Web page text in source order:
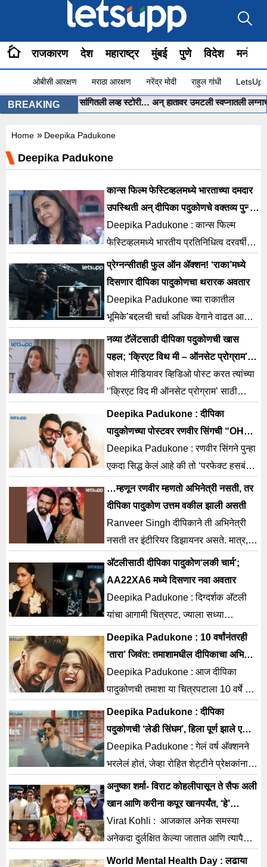
राजकारण देश महाराष्ट्र मुंबई पुणे विदेश
ओबीसी आरक्षण मराठा आरक्षण नरेंद्र मोदी राहुल गांधी
BREAKING
ChatGPT ला सांगितली लव्ह स्टोरी… अन् हातावर उमटली स्वप्नातली लग्नाची
Home » Deepika Padukone
Deepika Padukone
कान्स फिल्म फेस्टिव्हलमध्ये भारताच्या दमदार
उपस्थिती अन् दीपिका पदुकोणचे वक्तव्य पुन्हा
चर्चेत
Deepika Padukone : कान्स फिल्म
फेस्टिव्हलमध्ये भारतीय प्रतिनिधित्व दरवर्षी
अधिक मजबूत होत आहे, आणि 2026 मध्ये
पुन्हा एकदा भारताच्या वाढत्या
प्रेग्नन्सीतही फुल ऑन ॲक्शन! ‘राका’मध्ये
दिसणार दीपिका पादुकोणचा थरारक अवतार
Deepika Padukone च्या राकातील
भूमिके’बद्दलची चर्चा अधिक वेगाने वाढत आहे
आणि या वाढत्या उत्सुकतेदरम्यान नवी माहिती
समोर आली आहे.
नव्या टॅलेंटसाठी दीपिका पदुकोणची खास
पहल; ‘क्रिएट विथ मी – ऑनसेट प्रोग्राम’वर
दिली अपडेट
सोशल मीडियावर व्हिडिओ पोस्ट करत त्यांच्या
‘'क्रिएट विद मी ऑनसेट प्रोग्राम’ साठी
आलेल्या अर्जांचे परीक्षण करण्याचा अनुभव
सांगितला.
Deepika Padukone : दीपिका
पादुकोणच्या पोस्टवर रणवीर सिंगची “OHH
MOMMA” कमेंट अन्…
Deepika Padukone : रणवीर सिंगने पुन्हा
एकदा सिद्ध केलं आहे की तो ‘परफेक्ट हसबंड
गोल्स’ का आहे. पत्नी दीपिका पादुकोणच्या
लेटेस्ट सोशल
…म्हणून रणवीर म्हणतो अभिनेत्री नसती, तर
दीपिका पादुकोण उत्तम वकील झाली असती
Ranveer Singh दीपिकाने ती अभिनेत्री
नसती तर इंटीरियर डिझायनर असते. मात्र,
रणवीर यांच्या मते दीपिका एक उत्कृष्ट वकील
ठरल्या असत्या.
अ‍ॅटलीसाठी दीपिका पादुकोण‘लकी चार्म’;
AA22XA6 मध्ये दिसणार नवा अवतार
Deepika Padukone : दिग्दर्शक अ‍ॅटली
यांचा आगामी चित्रपट, ज्याला सध्या
AA22XA6 असे तात्पुरते नाव देण्यात आले
आहे, अधिकृत घोषणेनंतरपासूनच
Deepika Padukone : 10 वर्षांनंतरही
‘तारा’ जिवंत: तमाशामधील दीपिकाचा अभिनय
नव्या पिढीचा आवाज बनला
Deepika Padukone : आज दीपिका
पादुकोणची तमाशा या चित्रपटाला 10 वर्षे पूर्ण
झाली आहेत. इम्तियाज अली यांनी दिग्दर्शित
केलेल्या या चित्रपटात
Deepika Padukone : दीपिका
पदुकोणची ‘लेडी सिंघम’, हिला पूर्ण झाले एक
वर्ष!
Deepika Padukone : गेलं वर्ष अ‍ॅक्शनने
भरलेलं होतं, जेव्हा रोहित शेट्टीने प्रेक्षकांना
आपल्या ऑल-स्टार कॉप युनिव्हर्समधील सर्वात
जबरदस्त फिल्म
अनुष्का शर्मा- विराट कोहलीपासून ते सैफ अली
खान आणि करीना कपूर खानपर्यंत, ‘हे’
सेलिब्रिटी पालक एकत्र पार पाडत आहेत
जबाबदाऱ्या
Virat Kohli : आजकाल अनेक समस्या
अनेकदा दुर्लक्षित केल्या जातात आणि त्यापैकी
एक म्हणजे पालकांमधील जबाबदाऱ्यांची समान
World Mental Health Day : लढाया